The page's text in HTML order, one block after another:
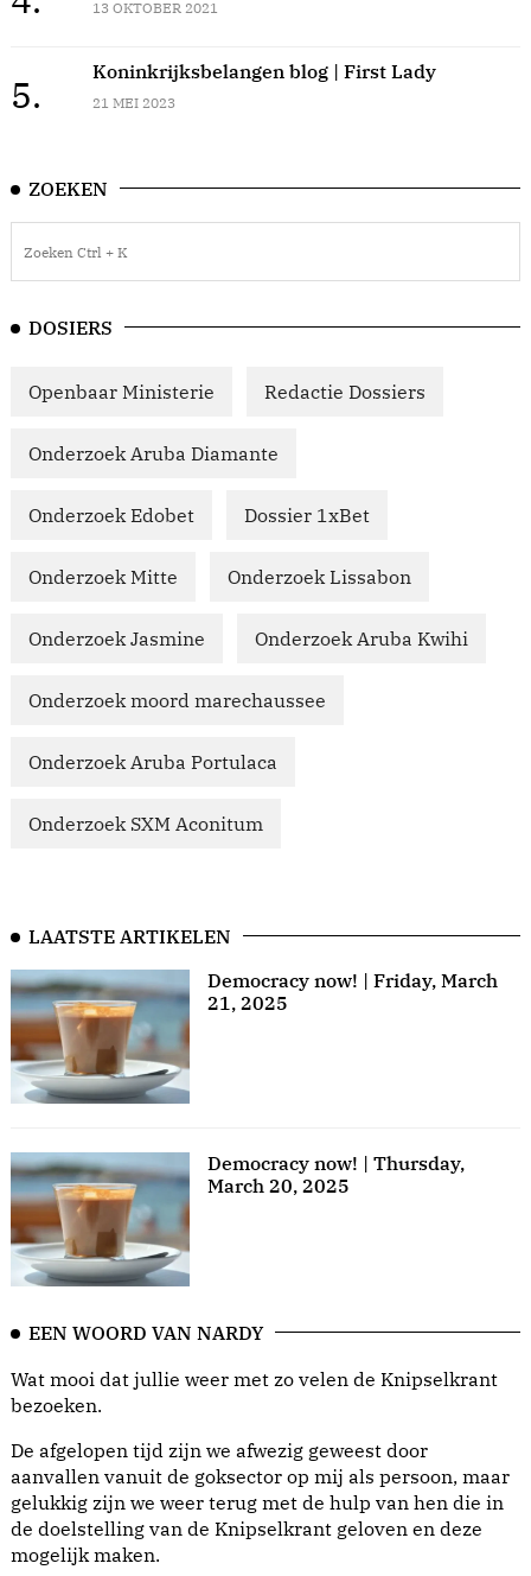
13 OKTOBER 2021
5.
Koninkrijksbelangen blog | First Lady
21 MEI 2023
ZOEKEN
DOSIERS
Openbaar Ministerie Redactie Dossiers
Onderzoek Aruba Diamante
Onderzoek Edobet Dossier 1xBet
Onderzoek Mitte Onderzoek Lissabon
Onderzoek Jasmine Onderzoek Aruba Kwihi
Onderzoek moord marechaussee
Onderzoek Aruba Portulaca
Onderzoek SXM Aconitum
LAATSTE ARTIKELEN
Democracy now! | Friday, March
21, 2025
Democracy now! | Thursday,
March 20, 2025
EEN WOORD VAN NARDY
Wat mooi dat jullie weer met zo velen de Knipselkrant
bezoeken.
De afgelopen tijd zijn we afwezig geweest door
aanvallen vanuit de goksector op mij als persoon, maar
gelukkig zijn we weer terug met de hulp van hen die in
de doelstelling van de Knipselkrant geloven en deze
mogelijk maken.